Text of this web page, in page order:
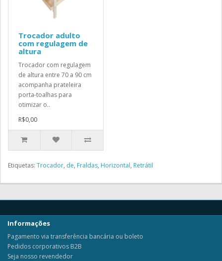
Trocador adulto
com regulagem de
altura
Trocador com regulagem
de altura entre 70 a 90 cm
acompanha prateleira
porta-toalhas para
otimizar o..
R$0,00
Etiquetas: Trocador, de, Fraldas, Horizontal, Retrátil
Informações
Pagamento via transferência bancária ou boleto
Pedidos corporativos B2B
Seja nosso revendedor